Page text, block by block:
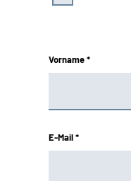
Vorname *
E-Mail *